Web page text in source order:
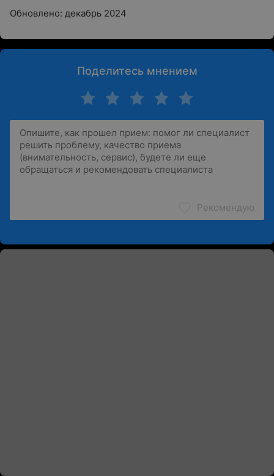
Обновлено: декабрь 2024
Поделитесь мнением
Рекомендую